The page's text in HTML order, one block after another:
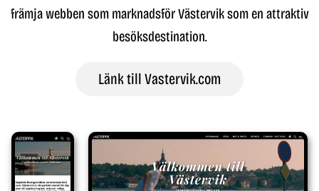
främja webben som marknadsför Västervik som en attraktiv
besöksdestination.
Länk till Vastervik.com